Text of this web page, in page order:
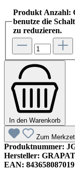
Produkt Anzahl:
benutze die
zu reduzieren.
In den Warenkorb
Zum
Produktnummer:
Hersteller: GRAPAT
EAN: